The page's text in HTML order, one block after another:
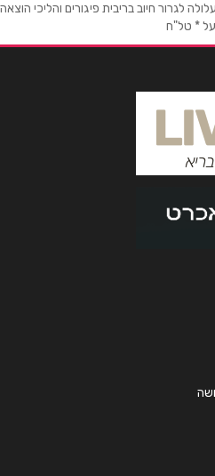
לגרור חיוב בריבית פיגורים והליכי הוצאה
* טל"ח